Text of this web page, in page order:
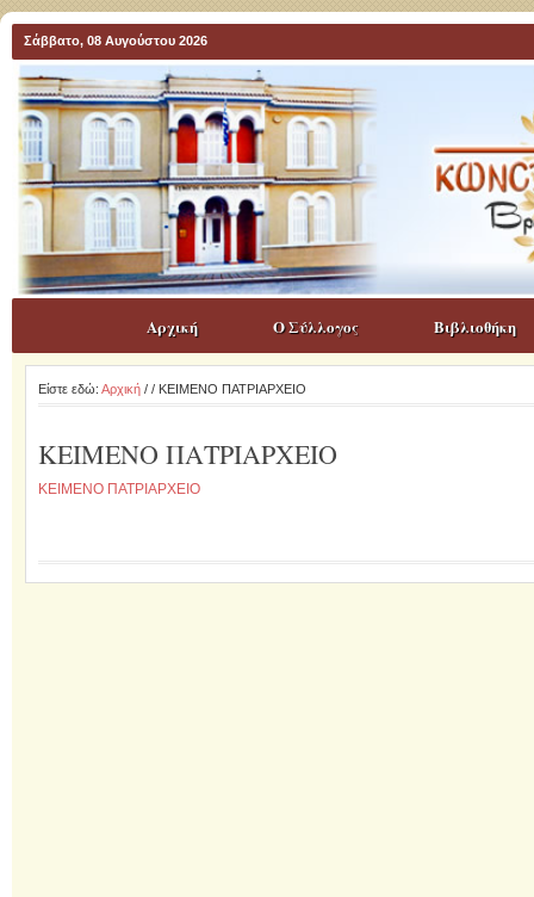
Σάββατο, 08 Αυγούστου 2026
Αρχική Ο Σύλλογος Βιβλιοθήκη
Είστε εδώ: Αρχική/ / ΚΕΙΜΕΝΟ ΠΑΤΡΙΑΡΧΕΙΟ
ΚΕΙΜΕΝΟ ΠΑΤΡΙΑΡΧΕΙΟ
ΚΕΙΜΕΝΟ ΠΑΤΡΙΑΡΧΕΙΟ